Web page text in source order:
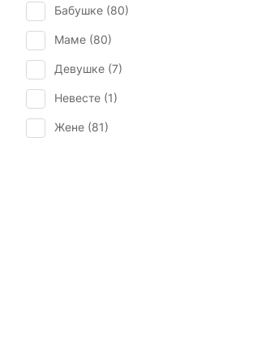
Рождество (9
Свадьба (1
Татьянин день (
Юбилей (78
Бабушке (80)
Маме (80)
Девушке (7)
Невесте (1)
Жене (81)